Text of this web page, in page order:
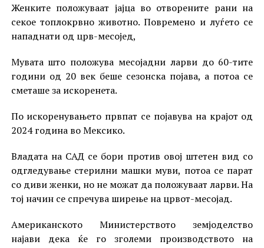
Женките положуваат јајца во отворените рани на
секое топлокрвно животно. Повремено и луѓето се
нападнати од црв-месојед,
Мувата што положува месојадни ларви до 60-тите
години од 20 век беше сезонска појава, а потоа се
сметаше за искоренета.
По искоренувањето првпат се појавува на крајот од
2024 година во Мексико.
Владата на САД се бори против овој штетен вид со
одгледување стерилни машки муви, потоа се парат
со диви женки, но не можат да положуваат ларви. На
тој начин се спречува ширење на црвот-месојад.
Американското Министерството земјоделство
најави дека ќе го зголеми производството на